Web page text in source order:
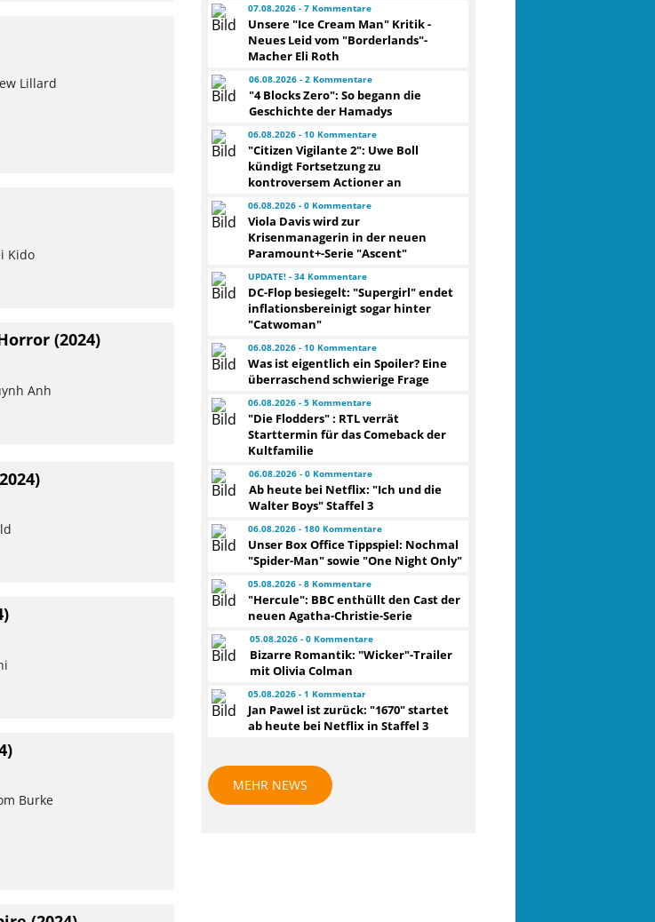
Lillard
Kido
(2024)
Anh
Burke
07.08.2026 - 7 Kommentare
Unsere "Ice Cream Man" Kritik -
Neues Leid vom "Borderlands"-
Macher Eli Roth
06.08.2026 - 2 Kommentare
"4 Blocks Zero": So begann die
Geschichte der Hamadys
06.08.2026 - 10 Kommentare
"Citizen Vigilante 2": Uwe Boll
kündigt Fortsetzung zu
kontroversem Actioner an
06.08.2026 - 0 Kommentare
Viola Davis wird zur
Krisenmanagerin in der neuen
Paramount+-Serie "Ascent"
UPDATE! - 34 Kommentare
DC-Flop besiegelt: "Supergirl" endet
inflationsbereinigt sogar hinter
"Catwoman"
06.08.2026 - 10 Kommentare
Was ist eigentlich ein Spoiler? Eine
überraschend schwierige Frage
06.08.2026 - 5 Kommentare
"Die Flodders" : RTL verrät
Starttermin für das Comeback der
Kultfamilie
06.08.2026 - 0 Kommentare
Ab heute bei Netflix: "Ich und die
Walter Boys" Staffel 3
06.08.2026 - 180 Kommentare
Unser Box Office Tippspiel: Nochmal
"Spider-Man" sowie "One Night Only"
05.08.2026 - 8 Kommentare
"Hercule": BBC enthüllt den Cast der
neuen Agatha-Christie-Serie
05.08.2026 - 0 Kommentare
Bizarre Romantik: "Wicker"-Trailer
mit Olivia Colman
05.08.2026 - 1 Kommentar
Jan Pawel ist zurück: "1670" startet
ab heute bei Netflix in Staffel 3
MEHR NEWS